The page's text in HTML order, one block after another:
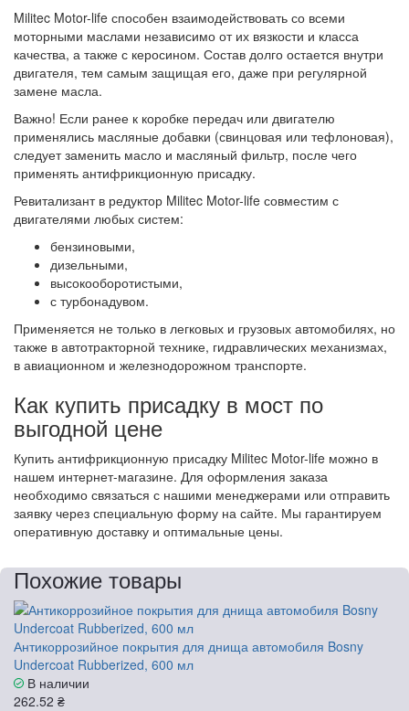
Militec Motor-life способен взаимодействовать со всеми
моторными маслами независимо от их вязкости и класса
качества, а также с керосином. Состав долго остается внутри
двигателя, тем самым защищая его, даже при регулярной
замене масла.
Важно! Если ранее к коробке передач или двигателю
применялись масляные добавки (свинцовая или тефлоновая),
следует заменить масло и масляный фильтр, после чего
применять антифрикционную присадку.
Ревитализант в редуктор Militec Motor-life совместим с
двигателями любых систем:
бензиновыми,
дизельными,
высокооборотистыми,
с турбонадувом.
Применяется не только в легковых и грузовых автомобилях, но
также в автотракторной технике, гидравлических механизмах,
в авиационном и железнодорожном транспорте.
Как купить присадку в мост по
выгодной цене
Купить антифрикционную присадку Militec Motor-life можно в
нашем интернет-магазине. Для оформления заказа
необходимо связаться с нашими менеджерами или отправить
заявку через специальную форму на сайте. Мы гарантируем
оперативную доставку и оптимальные цены.
Похожие товары
Антикоррозийное покрытия для днища автомобиля Bosny
Undercoat Rubberized, 600 мл
В наличии
262.52 ₴